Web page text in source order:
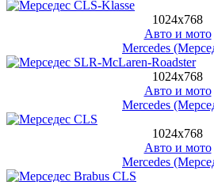
1024х768
Авто и мото
Mercedes
1024х768
Авто и мото
Mercedes
1024х768
Авто и мото
Mercedes